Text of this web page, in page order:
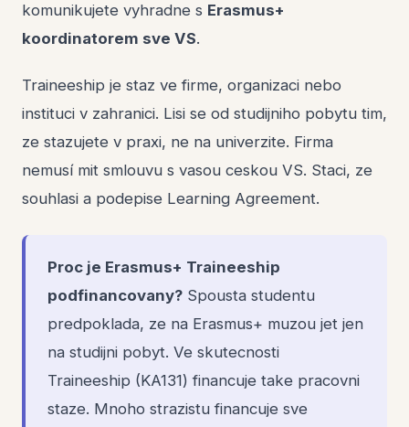
komunikujete vyhradne s Erasmus+
koordinatorem sve VS.
Traineeship je staz ve firme, organizaci nebo
instituci v zahranici. Lisi se od studijniho pobytu tim,
ze stazujete v praxi, ne na univerzite. Firma
nemusí mit smlouvu s vasou ceskou VS. Staci, ze
souhlasi a podepise Learning Agreement.
Proc je Erasmus+ Traineeship
podfinancovany? Spousta studentu
predpoklada, ze na Erasmus+ muzou jet jen
na studijni pobyt. Ve skutecnosti
Traineeship (KA131) financuje take pracovni
staze. Mnoho strazistu financuje sve